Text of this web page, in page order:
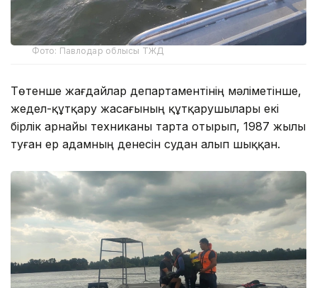
Фото: Павлодар облысы ТЖД
Төтенше жағдайлар департаментінің мәліметінше,
жедел-құтқару жасағының құтқарушылары екі
бірлік арнайы техниканы тарта отырып, 1987 жылы
туған ер адамның денесін судан алып шыққан.